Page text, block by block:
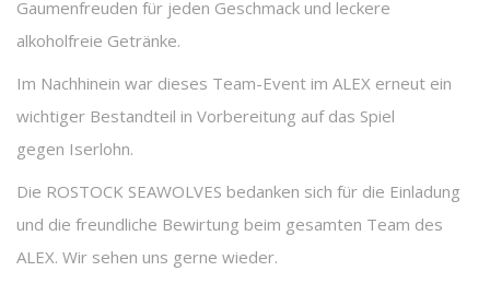
Gaumenfreuden für jeden Geschmack und leckere
alkoholfreie Getränke.
Im Nachhinein war dieses Team-Event im ALEX erneut ein
wichtiger Bestandteil in Vorbereitung auf das Spiel
gegen Iserlohn.
Die ROSTOCK SEAWOLVES bedanken sich für die Einladung
und die freundliche Bewirtung beim gesamten Team des
ALEX. Wir sehen uns gerne wieder.